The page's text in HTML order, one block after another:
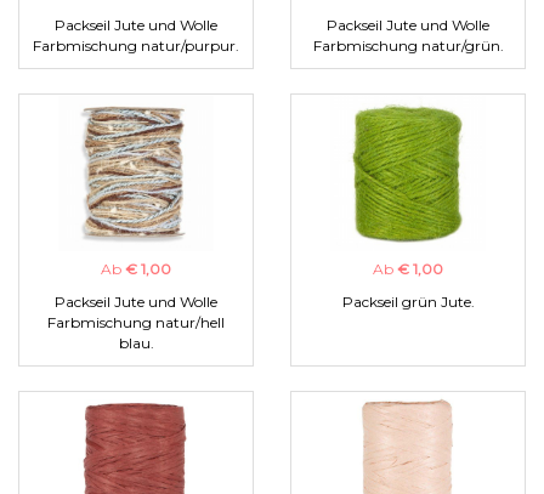
Packseil Jute und Wolle
Farbmischung natur/purpur.
Packseil Jute und Wolle
Farbmischung natur/grün.
Ab € 1,00
Packseil Jute und Wolle
Farbmischung natur/hell
blau.
Ab € 1,00
Packseil grün Jute.